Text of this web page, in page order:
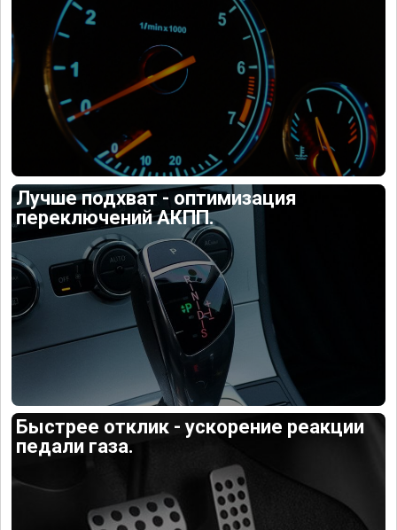
Лучше подхват - оптимизация
переключений АКПП.
Быстрее отклик - ускорение реакции
педали газа.